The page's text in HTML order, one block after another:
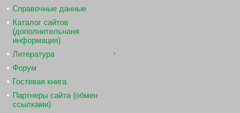
Справочные данные
Каталог сайтов
(дополнительнаня
информация)
Литература
Форум
Гостевая книга
Партнеры сайта (обмен
ссылками)